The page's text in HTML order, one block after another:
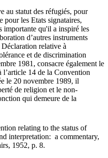
au statut des réfugiés, pour
pour les Etats signataires,
importante qu'il a inspiré les
d’autres instruments
relative à
et de discrimination
1981, consacre également le
14 de la Convention
le 20 novembre 1989, il
de religion et le non-
qui demeure de la
relating to the status of
interpretation: a commentary,
1952, p. 8.